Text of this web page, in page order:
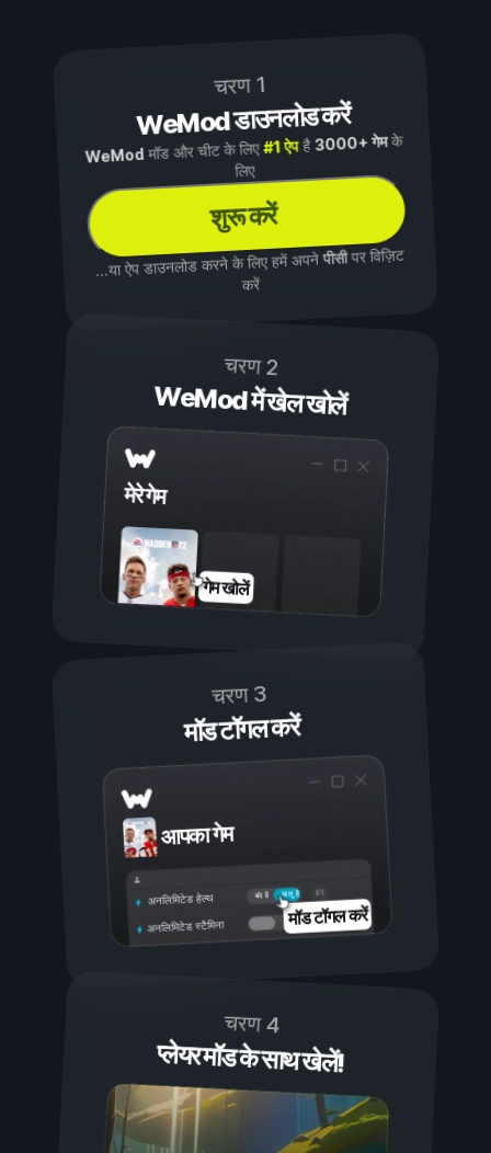
चरण 1
WeMod डाउनलोड करें
WeMod मॉड और चीट के लिए#1 ऐपहै3000+ गेमके
लिए
शुरू करें
...या ऐप डाउनलोड करने के लिए हमें अपनेपीसीपर विज़िट
करें
चरण 2
WeMod में खेल खोलें
मेरे गेम
गेम खोलें
चरण 3
मॉड टॉगल करें
आपका गेम
चालू है
बंद है
अनलिमिटेड हेल्थ
अनलिमिटेड स्टैमिना मॉड टॉगल करें
चरण 4
प्लेयर मॉड के साथ खेलें!